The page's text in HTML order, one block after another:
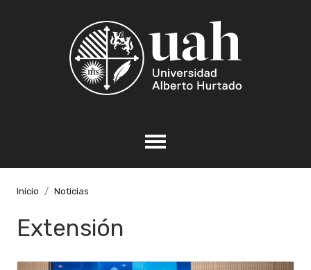
Inicio Noticias
Extensión